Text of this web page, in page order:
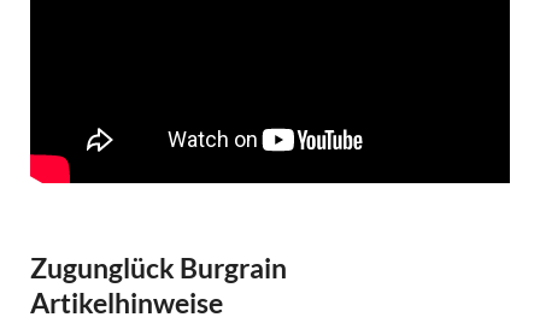
Zugunglück Burgrain
Artikelhinweise